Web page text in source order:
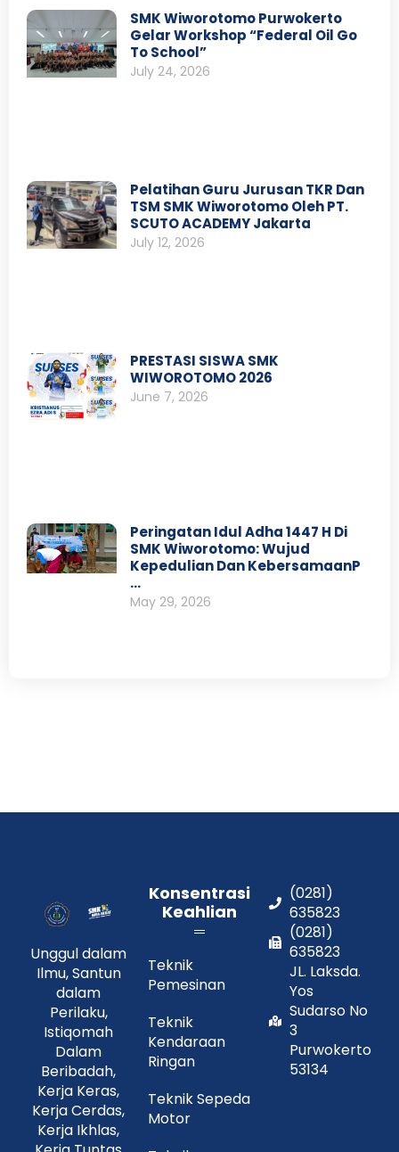
SMK Wiworotomo Purwokerto
Gelar Workshop “Federal Oil Go
To School”
July 24, 2026
Pelatihan Guru Jurusan TKR Dan
TSM SMK Wiworotomo Oleh PT.
SCUTO ACADEMY Jakarta
July 12, 2026
PRESTASI SISWA SMK
WIWOROTOMO 2026
June 7, 2026
Peringatan Idul Adha 1447 H Di
SMK Wiworotomo: Wujud
Kepedulian Dan KebersamaanP
…
May 29, 2026
Unggul dalam
Ilmu, Santun
dalam
Perilaku,
Istiqomah
Dalam
Beribadah,
Kerja Keras,
Kerja Cerdas,
Kerja Ikhlas,
Konsentrasi
Keahlian
Teknik
Pemesinan
Teknik
Kendaraan
Ringan
Teknik Sepeda
Motor
(0281)
635823
(0281)
635823
JL. Laksda.
Yos
Sudarso No
3
Purwokerto
53134